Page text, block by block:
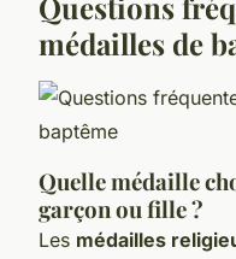
médailles de
Quelle médaille
garçon ou fille ?
Les médailles